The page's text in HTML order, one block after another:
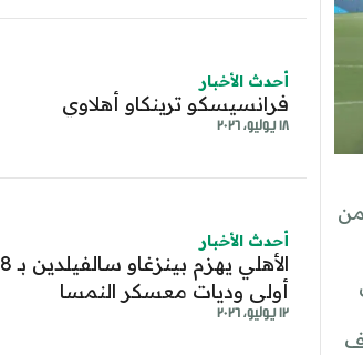
ضمن
أحدث الأخبار
فرانسيسكو ترينكاو أهلاوي
١٨ يوليو، ٢٠٢٦
أحدث الأخبار
أولى وديات معسكر النمسا
١٢ يوليو، ٢٠٢٦